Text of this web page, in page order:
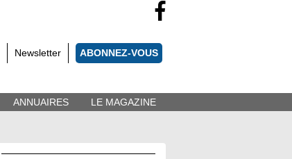
Newsletter ABONNEZ-VOUS
ANNUAIRES
LE MAGAZINE